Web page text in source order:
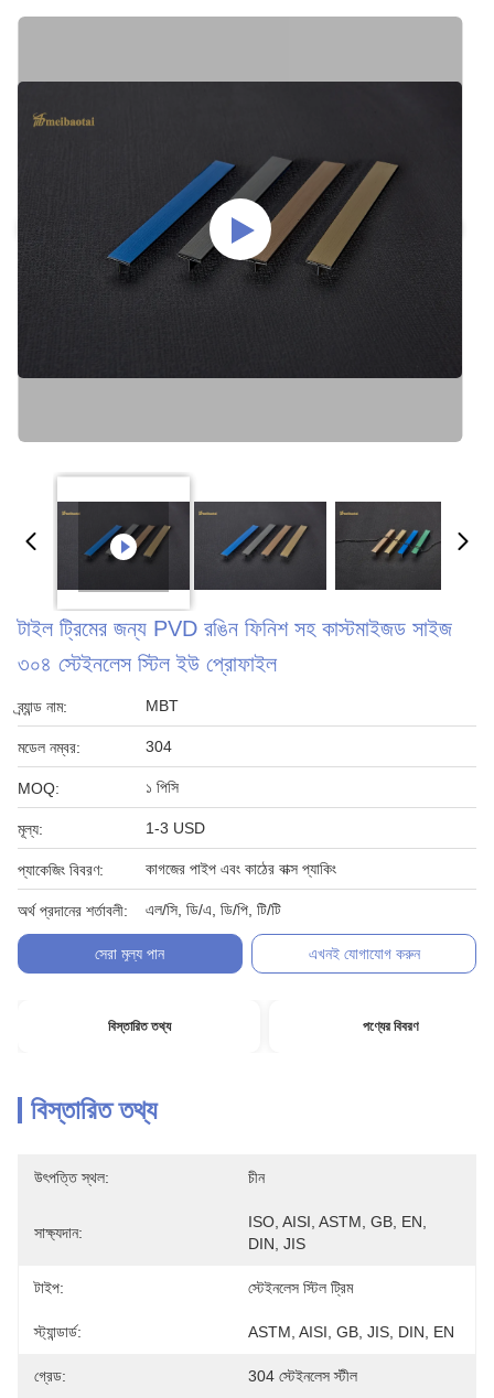
টাইল ট্রিমের জন্য PVD রঙিন ফিনিশ সহ কাস্টমাইজড সাইজ
৩০৪ স্টেইনলেস স্টিল ইউ প্রোফাইল
ব্র্যান্ড নাম: MBT
মডেল নম্বর: 304
MOQ: ১ পিসি
মূল্য: 1-3 USD
প্যাকেজিং বিবরণ: কাগজের পাইপ এবং কাঠের বাক্স প্যাকিং
অর্থ প্রদানের শর্তাবলী: এল/সি, ডি/এ, ডি/পি, টি/টি
সেরা মূল্য পান এখনই যোগাযোগ করুন
বিস্তারিত তথ্য পণ্যের বিবরণ
বিস্তারিত তথ্য
উৎপত্তি স্থল: চীন
সাক্ষ্যদান:
ISO, AISI, ASTM, GB, EN,
DIN, JIS
টাইপ: স্টেইনলেস স্টিল ট্রিম
স্ট্যান্ডার্ড: ASTM, AISI, GB, JIS, DIN, EN
গ্রেড: 304 স্টেইনলেস স্টীল